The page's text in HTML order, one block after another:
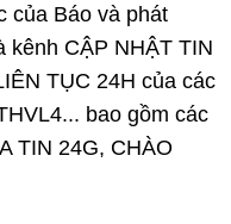
của Báo và phát
kênh CẬP NHẬT TIN
TỤC 24H của các
bao gồm các
TIN 24G, CHÀO